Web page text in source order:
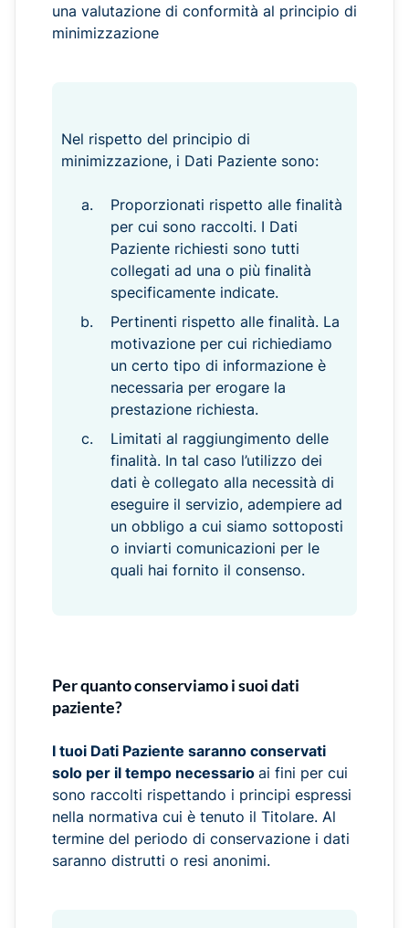
una valutazione di conformità al principio di
minimizzazione
Nel rispetto del principio di
minimizzazione, i Dati Paziente sono:
Proporzionati rispetto alle finalità
per cui sono raccolti. I Dati
Paziente richiesti sono tutti
collegati ad una o più finalità
specificamente indicate.
Pertinenti rispetto alle finalità. La
motivazione per cui richiediamo
un certo tipo di informazione è
necessaria per erogare la
prestazione richiesta.
Limitati al raggiungimento delle
finalità. In tal caso l’utilizzo dei
dati è collegato alla necessità di
eseguire il servizio, adempiere ad
un obbligo a cui siamo sottoposti
o inviarti comunicazioni per le
quali hai fornito il consenso.
Per quanto conserviamo i suoi dati
paziente?
I tuoi Dati Paziente saranno conservati
solo per il tempo necessario ai fini per cui
sono raccolti rispettando i principi espressi
nella normativa cui è tenuto il Titolare. Al
termine del periodo di conservazione i dati
saranno distrutti o resi anonimi.